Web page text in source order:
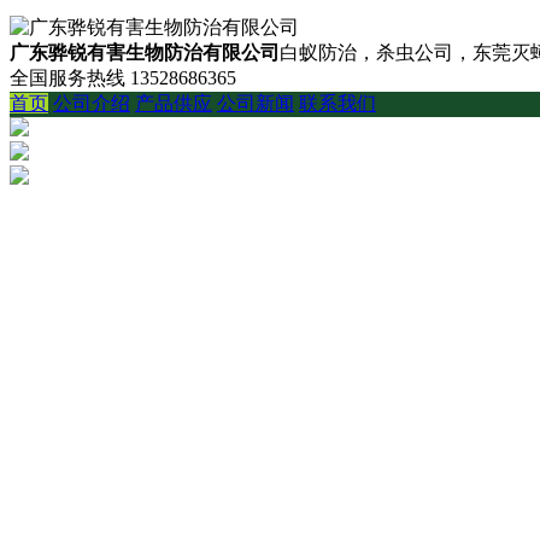
广东骅锐有害生物防治有限公司 白蚁防治，杀虫公司，东莞灭
全国服务热线 13528686365
首页 公司介绍 产品供应 公司新闻 联系我们